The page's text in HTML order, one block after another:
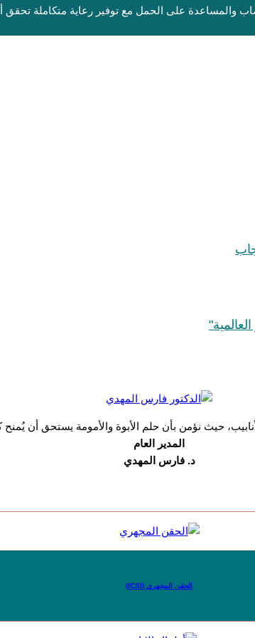
والمساعدة على الحمل مع توفير رعاية متكاملة تحقق
حيث نؤمن بأن حلم الأبوة والأمومة يستحق أن يُمنح كل
المدير العام
د. فارس المهدي
الحقن المجهري (ICSI)